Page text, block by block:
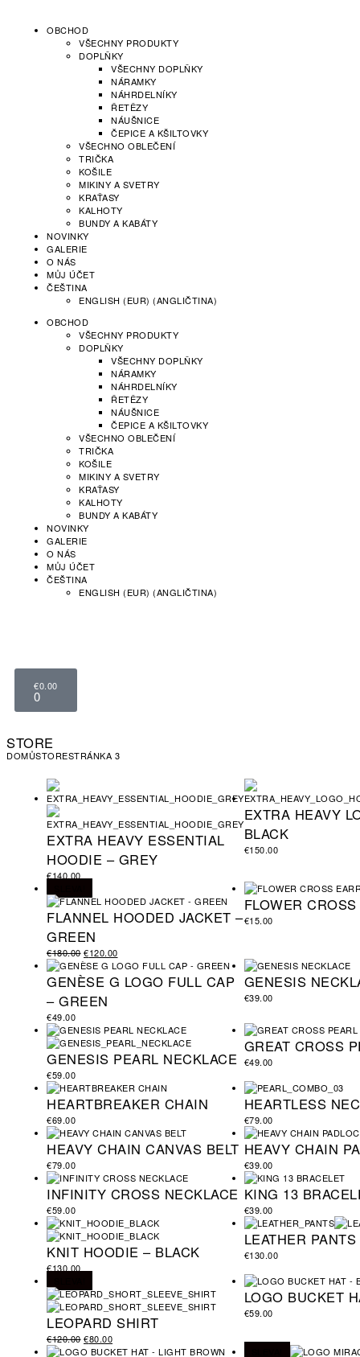
OBCHOD
VŠECHNY PRODUKTY
DOPLŇKY
VŠECHNY DOPLŇKY
NÁRAMKY
NÁHRDELNÍKY
ŘETĚZY
NÁUŠNICE
ČEPICE A KŠILTOVKY
VŠECHNO OBLEČENÍ
TRIČKA
KOŠILE
MIKINY A SVETRY
KRAŤASY
KALHOTY
BUNDY A KABÁTY
NOVINKY
GALERIE
O NÁS
MŮJ ÚČET
ČEŠTINA
ENGLISH (EUR) (ANGLIČTINA)
OBCHOD
VŠECHNY PRODUKTY
DOPLŇKY
VŠECHNY DOPLŇKY
NÁRAMKY
NÁHRDELNÍKY
ŘETĚZY
NÁUŠNICE
ČEPICE A KŠILTOVKY
VŠECHNO OBLEČENÍ
TRIČKA
KOŠILE
MIKINY A SVETRY
KRAŤASY
KALHOTY
BUNDY A KABÁTY
NOVINKY
GALERIE
O NÁS
MŮJ ÚČET
ČEŠTINA
ENGLISH (EUR) (ANGLIČTINA)
€0.00
0
STORE
DOMŮSTORESTRÁNKA 3
EXTRA HEAVY ESSENTIAL
HOODIE – GREY
€140.00
EXTRA HEAVY
BLACK
€150.00
FLANNEL HOODED JACKET –
GREEN
€180.00 €120.00
FLOWER
€15.00
GENÈSE G LOGO FULL CAP
– GREEN
€49.00
GENESIS
€39.00
GENESIS PEARL NECKLACE
€59.00
GREAT CROSS
€49.00
HEARTBREAKER CHAIN
€69.00
HEARTLESS
€79.00
HEAVY CHAIN CANVAS BELT
€79.00
HEAVY CHAIN
€39.00
INFINITY CROSS NECKLACE
€59.00
KING 13
€39.00
KNIT HOODIE – BLACK
€130.00
LEATHER
€130.00
LEOPARD SHIRT
€120.00 €80.00
LOGO BUCKET
€59.00